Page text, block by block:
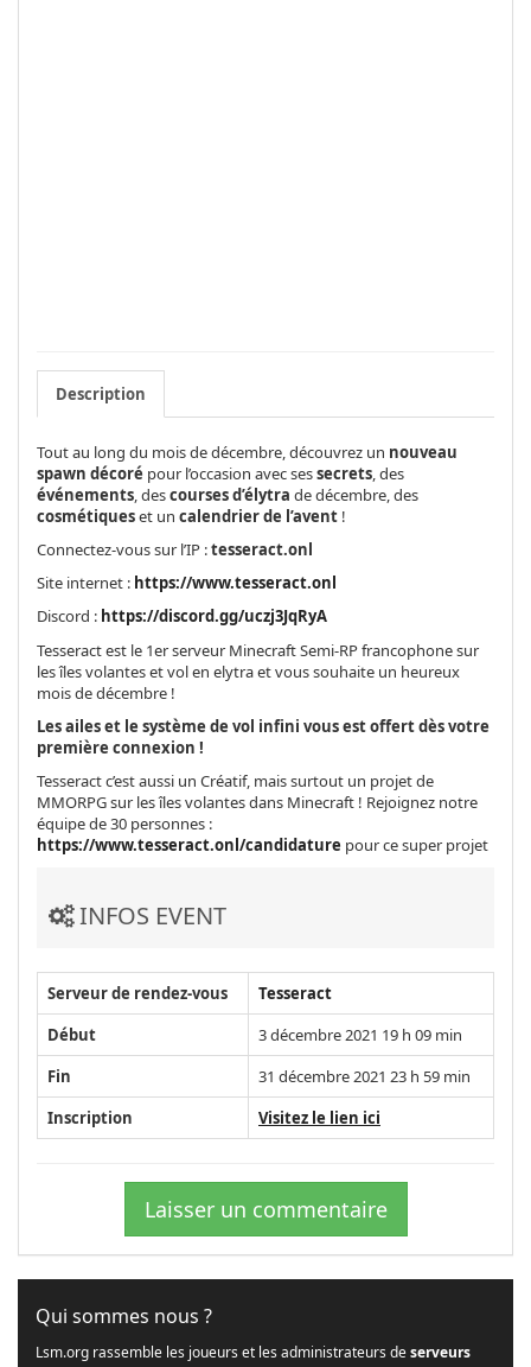
Description
Tout au long du mois de décembre, découvrez un nouveau
spawn décoré pour l’occasion avec sessecrets, des
événements, descourses d’élytra de décembre, des
cosmétiqueset un calendrier de l’avent !
Connectez-vous sur l’IP :tesseract.onl
Site internet : https://www.tesseract.onl
Discord : https://discord.gg/uczj3JqRyA
Tesseract est le 1er serveur Minecraft Semi-RP francophone sur
les îles volantes et vol en elytra et vous souhaite un heureux
mois de décembre !
Les ailes et le système de vol infini vous est offert dès votre
première connexion !
Tesseract c’est aussi un Créatif, mais surtout un projet de
MMORPG sur les îles volantes dans Minecraft ! Rejoignez notre
équipe de 30 personnes :
https://www.tesseract.onl/candidature pour ce super projet
INFOS EVENT
Serveur de rendez-vous
Tesseract
Début
3 décembre 2021 19 h 09 min
Fin
31 décembre 2021 23 h 59 min
Inscription
Visitez le lien ici
Laisser un commentaire
Qui sommes nous ?
Lsm.org rassemble les joueurs et les administrateurs deserveurs